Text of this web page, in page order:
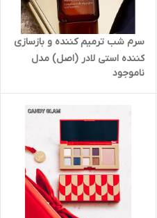
سرم شب ترمیم کننده و بازسازی
کننده استی لادر (اصل) مدل
Estee Lauder Advanced Night
Repair Synchronized
Recovery Complex II
ناموجود